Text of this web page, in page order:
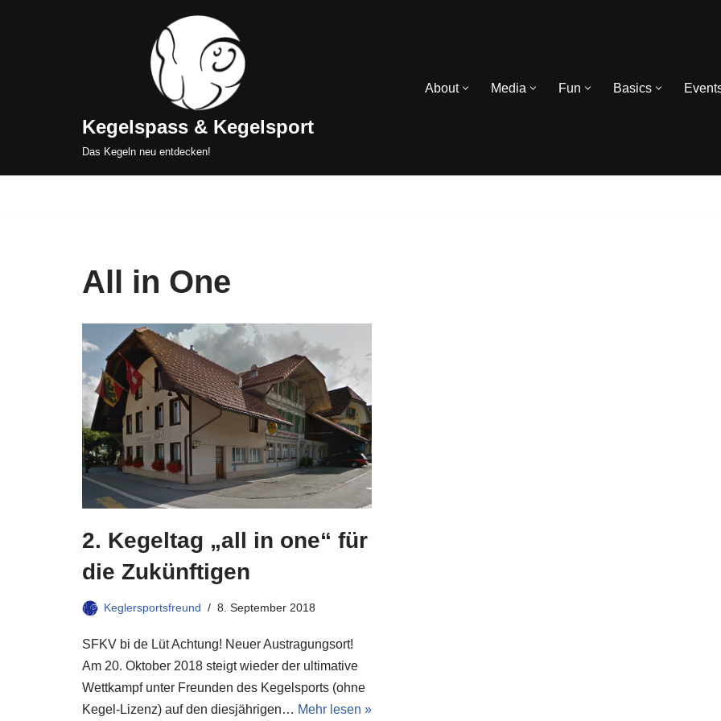
Kegelspass & Kegelsport
Das Kegeln neu entdecken!
About Media Fun Basics
All in One
2. Kegeltag „all in one“ für
die Zukünftigen
Keglersportsfreund 8. September 2018
SFKV bi de Lüt Achtung! Neuer Austragungsort!
Am 20. Oktober 2018 steigt wieder der ultimative
Wettkampf unter Freunden des Kegelsports (ohne
Kegel-Lizenz) auf den diesjährigen… Mehr lesen »